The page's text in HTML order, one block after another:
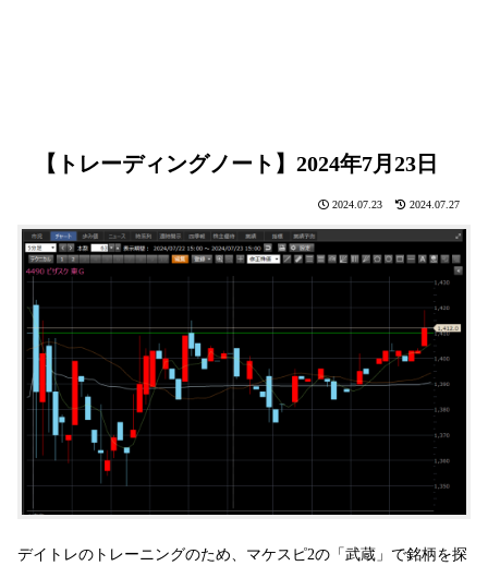
【トレーディングノート】2024年7月23日
2024.07.23 2024.07.27
デイトレのトレーニングのため、マケスピ2の「武蔵」で銘柄を探